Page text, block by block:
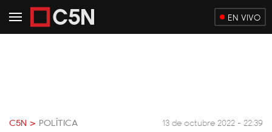
EN VIVO
C5N > POLÍTICA 13 de octubre 2022 - 22:39